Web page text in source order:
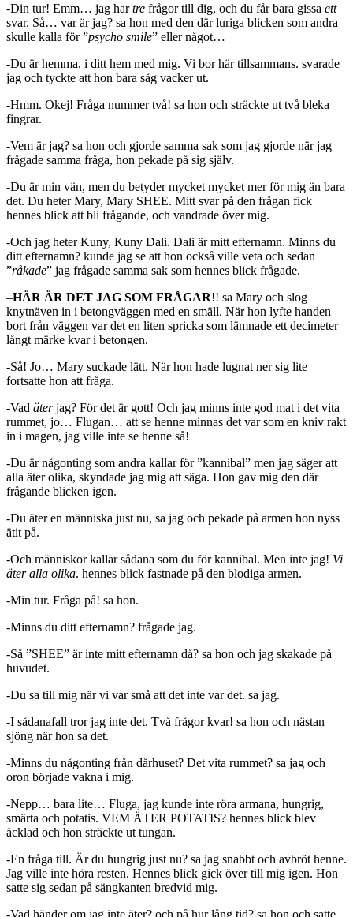
-Din tur! Emm… jag hartre frågor till dig, och du får bara gissa ett
svar. Så… var är jag? sa hon med den där luriga blicken som andra
skulle kalla för ”psycho smile” eller något…
-Du är hemma, i ditt hem med mig. Vi bor här tillsammans. svarade
jag och tyckte att hon bara såg vacker ut.
-Hmm. Okej! Fråga nummer två! sa hon och sträckte ut två bleka
fingrar.
-Vem är jag? sa hon och gjorde samma sak som jag gjorde när jag
frågade samma fråga, hon pekade på sig själv.
-Du är min vän, men du betyder mycket mycket mer för mig än bara
det. Du heter Mary, Mary SHEE. Mitt svar på den frågan fick
hennes blick att bli frågande, och vandrade över mig.
-Och jag heter Kuny, Kuny Dali. Dali är mitt efternamn. Minns du
ditt efternamn? kunde jag se att hon också ville veta och sedan
”råkade” jag frågade samma sak som hennes blick frågade.
–HÄR ÄR DET JAG SOM FRÅGAR!! sa Mary och slog
knytnäven in i betongväggen med en smäll. När hon lyfte handen
bort från väggen var det en liten spricka som lämnade ett decimeter
långt märke kvar i betongen.
-Så! Jo… Mary suckade lätt. När hon hade lugnat ner sig lite
fortsatte hon att fråga.
-Vad äterjag? För det är gott! Och jag minns inte god mat i det vita
rummet, jo… Flugan… att se henne minnas det var som en kniv rakt
in i magen, jag ville inte se henne så!
-Du är någonting som andra kallar för ”kannibal” men jag säger att
alla äter olika, skyndade jag mig att säga. Hon gav mig den där
frågande blicken igen.
-Du äter en människa just nu, sa jag och pekade på armen hon nyss
ätit på.
-Och människor kallar sådana som du för kannibal. Men inte jag! Vi
äter alla olika. hennes blick fastnade på den blodiga armen.
-Min tur. Fråga på! sa hon.
-Minns du ditt efternamn? frågade jag.
-Så ”SHEE” är inte mitt efternamn då? sa hon och jag skakade på
huvudet.
-Du sa till mig när vi var små att det inte var det. sa jag.
-I sådanafall tror jag inte det. Två frågor kvar! sa hon och nästan
sjöng när hon sa det.
-Minns du någonting från dårhuset? Det vita rummet? sa jag och
oron började vakna i mig.
-Nepp… bara lite… Fluga, jag kunde inte röra armana, hungrig,
smärta och potatis. VEM ÄTER POTATIS? hennes blick blev
äcklad och hon sträckte ut tungan.
-En fråga till. Är du hungrig just nu? sa jag snabbt och avbröt henne.
Jag ville inte höra resten. Hennes blick gick över till mig igen. Hon
satte sig sedan på sängkanten bredvid mig.
-Vad händer om jag inte äter? och på hur lång tid? sa hon och satte